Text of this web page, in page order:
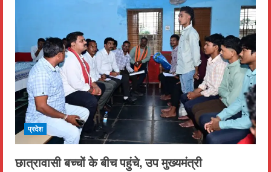
प्रदेश
छात्रावासी बच्चों के बीच पहुंचे, उप मुख्यमंत्री